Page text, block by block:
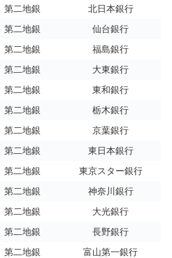
第二地銀
北日本銀行
第二地銀
仙台銀行
第二地銀
福島銀行
第二地銀
大東銀行
第二地銀
東和銀行
第二地銀
栃木銀行
第二地銀
京葉銀行
第二地銀
東日本銀行
第二地銀
東京スター銀行
第二地銀
神奈川銀行
第二地銀
大光銀行
第二地銀
長野銀行
第二地銀
富山第一銀行